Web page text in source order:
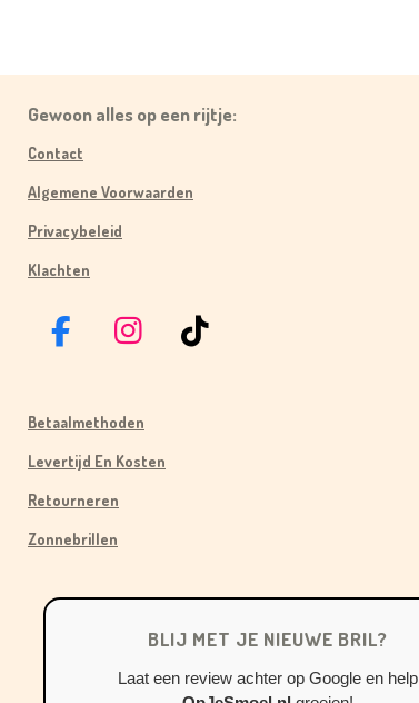
Gewoon alles op een rijtje:
Contact
Algemene Voorwaarden
Privacybeleid
Klachten
F
E
B
O
O
I
T
A
M
T
Betaalmethoden
Levertijd En Kosten
Retourneren
Zonnebrillen
BLIJ MET JE NIEUWE BRIL?
Laat een review achter op Google en help